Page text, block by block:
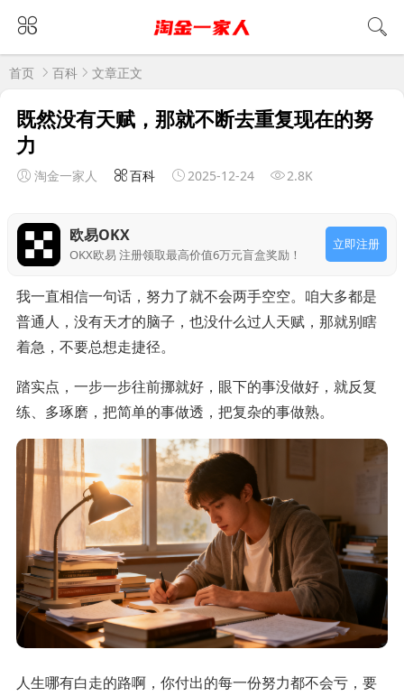
首页 百科 文章正文
既然没有天赋，那就不断去重复现在的努
力
淘金一家人 百科 2025-12-24 2.8K
欧易OKX
OKX欧易 注册领取最高价值6万元盲盒奖励！
立即注册
我一直相信一句话，努力了就不会两手空空。咱大多都是
普通人，没有天才的脑子，也没什么过人天赋，那就别瞎
着急，不要总想走捷径。
踏实点，一步一步往前挪就好，眼下的事没做好，就反复
练、多琢磨，把简单的事做透，把复杂的事做熟。
人生哪有白走的路啊，你付出的每一份努力都不会亏，要